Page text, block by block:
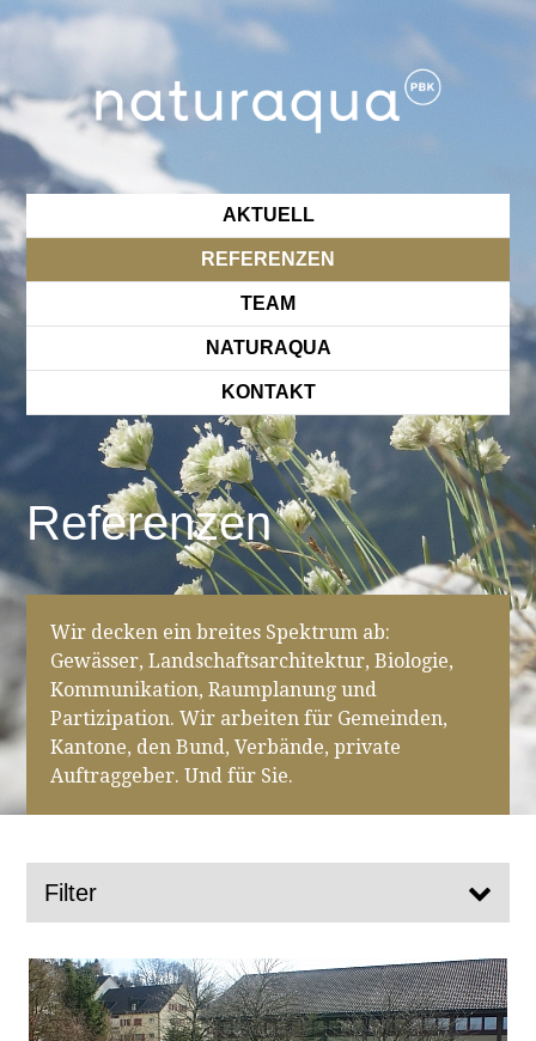
AKTUELL
REFERENZEN
TEAM
NATURAQUA
KONTAKT
Referenzen
Wir decken ein breites Spektrum ab:
Gewässer, Landschaftsarchitektur, Biologie,
Kommunikation, Raumplanung und
Partizipation. Wir arbeiten für Gemeinden,
Kantone, den Bund, Verbände, private
Auftraggeber. Und für Sie.
Filter